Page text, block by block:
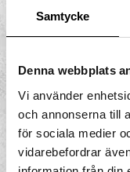
Samtycke
Denna webbplats
Vi använder
och annonserna till
för sociala medier
vidarebefordrar